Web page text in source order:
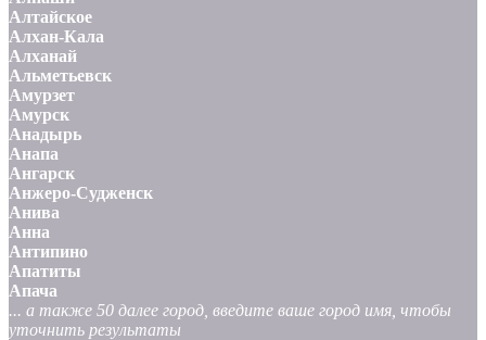
Алтайское
Алхан-Кала
Алханай
Альметьевск
Амурзет
Амурск
Анадырь
Анапа
Ангарск
Анжеро-Судженск
Анива
Анна
Антипино
Апатиты
Апача
... а также 50 далее город, введите ваше город имя, чтобы
уточнить результаты